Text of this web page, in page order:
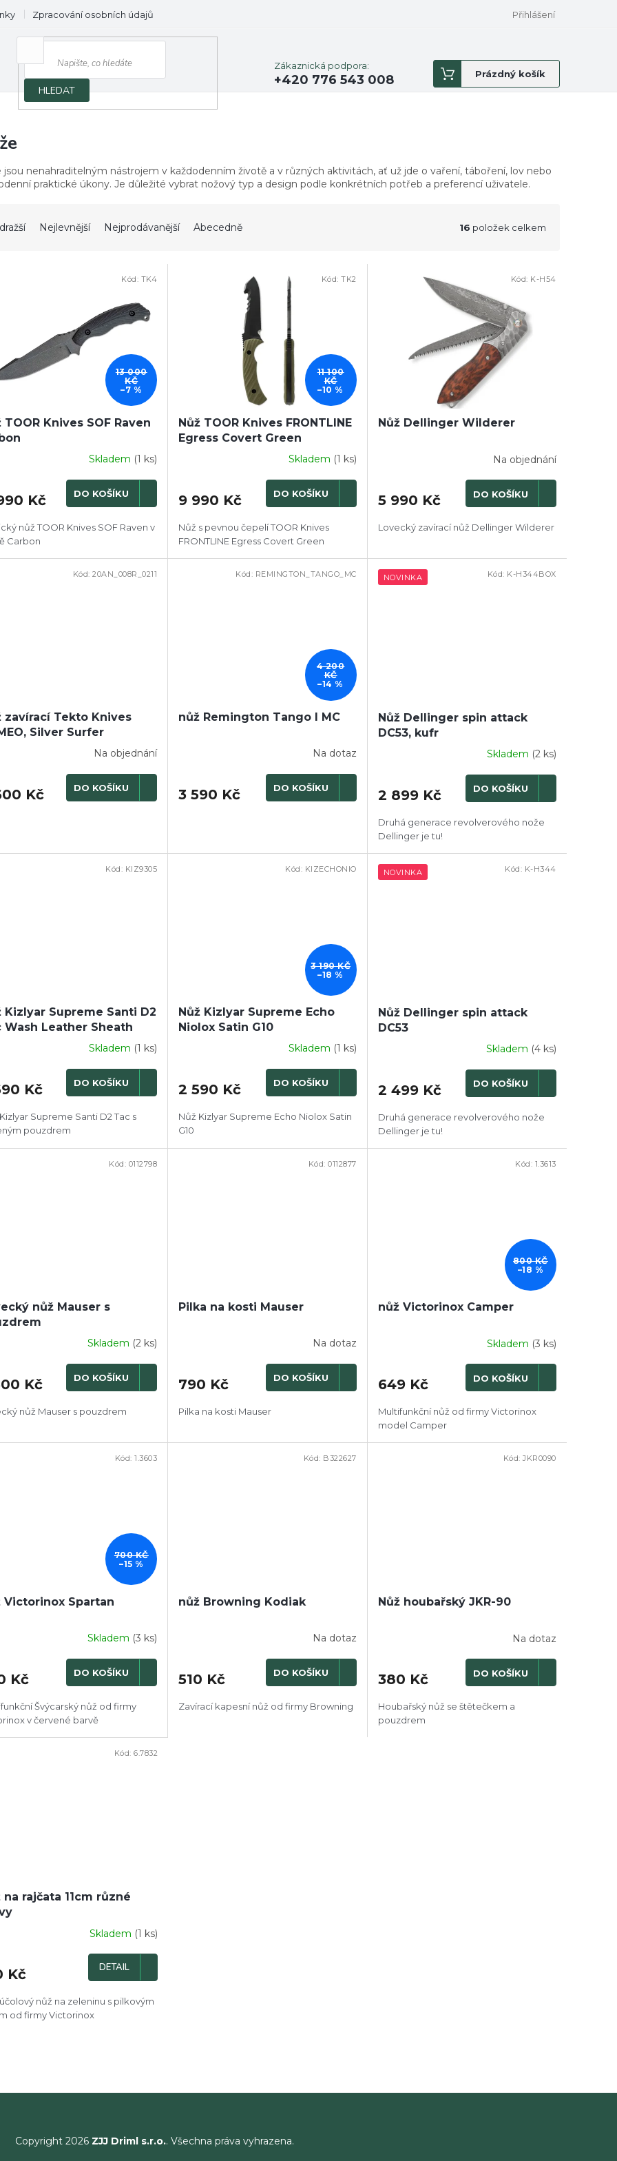
Zpracování osobních údajů Přihlášení
HLEDAT
Zákaznická podpora:
+420 776 543 008
Nákupní
košík
Prázdný košík
jsou nenahraditelným nástrojem v každodenním životě a v různých aktivitách, ať už jde o vaření, táboření, lov nebo
praktické úkony. Je důležité vybrat nožový typ a design podle konkrétních potřeb a preferencí uživatele.
Nejlevnější Nejprodávanější Abecedně 16 položek celkem
13 000
KČ
–7 %
TOOR Knives SOF Raven
Skladem (1 ks)
Kč DO KOŠÍKU
nůž TOOR Knives SOF Raven v
Carbon
Kód: TK4
11 100
KČ
–10 %
Nůž TOOR Knives FRONTLINE
Egress Covert Green
Skladem (1 ks)
9 990 Kč DO KOŠÍKU
Nůž s pevnou čepelí TOOR Knives
FRONTLINE Egress Covert Green
Kód:TK2
Nůž Dellinger Wilderer
Na objednání
5 990 Kč DO KOŠÍKU
Lovecký zavírací nůž Dellinger Wilderer
Kód: K-H54
zavírací Tekto Knives
Silver Surfer
Na objednání
Kč DO KOŠÍKU
Kód:20AN_008R_0211
4 200
KČ
–14 %
nůž Remington Tango I MC
Na dotaz
3 590 Kč DO KOŠÍKU
Kód: REMINGTON_TANGO_MC NOVINKA
Nůž Dellinger spin attack
DC53, kufr
Skladem (2 ks)
2 899 Kč DO KOŠÍKU
Druhá generace revolverového nože
Dellinger je tu!
Kód: K-H344BOX
Kizlyar Supreme Santi D2
Wash Leather Sheath
Skladem (1 ks)
Kč DO KOŠÍKU
Supreme Santi D2 Tac s
pouzdrem
Kód: KIZ9305
3 190 KČ
–18 %
Nůž Kizlyar Supreme Echo
Niolox Satin G10
Skladem (1 ks)
2 590 Kč DO KOŠÍKU
Nůž Kizlyar Supreme Echo Niolox Satin
G10
Kód: KIZECHONIO NOVINKA
Nůž Dellinger spin attack
DC53
Skladem (4 ks)
2 499 Kč DO KOŠÍKU
Druhá generace revolverového nože
Dellinger je tu!
Kód: K-H344
nůž Mauser s
Skladem (2 ks)
Kč DO KOŠÍKU
nůž Mauser s pouzdrem
Kód: 0112798
Pilka na kosti Mauser
Na dotaz
790 Kč DO KOŠÍKU
Pilka na kosti Mauser
Kód:0112877
800 KČ
–18 %
nůž Victorinox Camper
Skladem (3 ks)
649 Kč DO KOŠÍKU
Multifunkční nůž od firmy Victorinox
model Camper
Kód: 1.3613
700 KČ
–15 %
Victorinox Spartan
Skladem (3 ks)
Kč DO KOŠÍKU
Švýcarský nůž od firmy
v červené barvě
Kód:1.3603
nůž Browning Kodiak
Na dotaz
510 Kč DO KOŠÍKU
Zavírací kapesní nůž od firmy Browning
Kód: B322627
Nůž houbařský JKR-90
Na dotaz
380 Kč DO KOŠÍKU
Houbařský nůž se štětečkem a
pouzdrem
Kód:JKR0090
na rajčata 11cm různé
Skladem (1 ks)
Kč DETAIL
nůž na zeleninu s pilkovým
od firmy Victorinox
Kód:6.7832
á
í
Copyright 2026 ZJJ Driml s.r.o.. Všechna práva vyhrazena.